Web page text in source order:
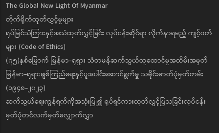
The Global New Light Of Myanmar
တိုက်ရိုက်ထုတ်လွှင့်မှုများ
ရုပ်မြင်သံကြားနှင့်အသံထုတ်လွှင့်ခြင်း လုပ်ငန်းဆိုင်ရာ လိုက်နာရမည့် ကျင့်ဝတ်
များ (Code of Ethics)
(၇၅)နှစ်မြောက် မြန်မာ-ရုရှား သံတမန်ဆက်သွယ်ထူထောင်မှုအထိမ်းအမှတ်
မြန်မာ-ရုရှားချစ်ကြည်ရေးနှင့်ပူးပေါင်းဆောင်ရွက်မှု သမိုင်းဓာတ်ပုံမှတ်တမ်း
(၁၉၄၈-၂၀၂၃)
ဆက်သွယ်ရေးကွန်ရက်ကိုအသုံးပြု၍ ရုပ်ရှင်ကားထုတ်လွှင့်ပြသခြင်းလုပ်ငန်း
မှတ်ပုံတင်လက်မှတ်လျှောက်လွှာ